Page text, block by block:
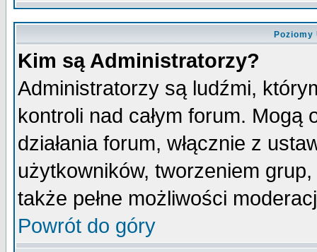
Kim są Administratorzy?
Administratorzy są ludźmi,
kontroli nad całym forum.
działania forum, włącznie z
użytkowników, tworzeniem
także pełne możliwości
Powrót do góry